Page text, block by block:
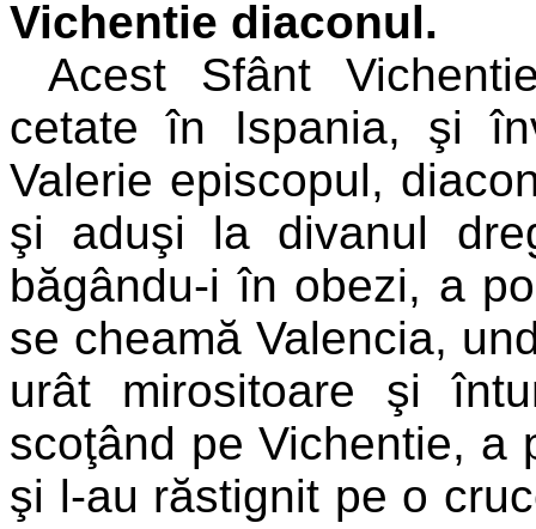
Vichentie diaconul.
Acest Sfânt
cetate în Ispania, şi
Valerie episcopul,
şi aduşi la divanul
băgându-i în obezi, a
se cheamă Valencia,
urât mirositoare şi
scoţând pe Vichentie, a
şi l-au răstignit pe o